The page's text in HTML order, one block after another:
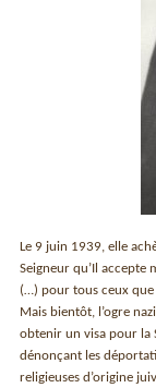
Le 9 juin 1939, elle
Seigneur qu’Il accepte
(…) pour tous ceux que
Mais bientôt, l’ogre
obtenir un visa pour la
dénonçant les
religieuses d’origine